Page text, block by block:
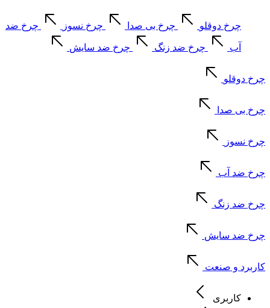
چرخ دوقلو چرخ بی صدا چرخ نسوز چرخ ضد
آب چرخ ضد زنگ چرخ ضد سایش
چرخ دوقلو
چرخ بی صدا
چرخ نسوز
چرخ ضد آب
چرخ ضد زنگ
چرخ ضد سایش
کاربرد و صنعت
کاربری